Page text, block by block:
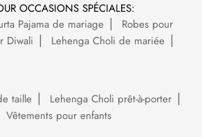
OCCASIONS SPÉCIALES:
Pajama de mariage
Robes pour
Diwali
Lehenga Choli de mariée
taille
Lehenga Choli prêt-à-porter
Vêtements pour enfants